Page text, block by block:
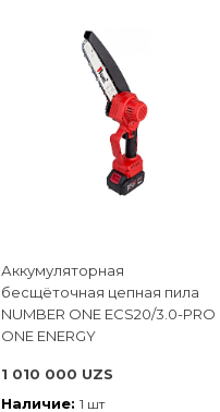
Аккумуляторная
бесщёточная цепная пила
NUMBER ONE ECS20/3.0-PRO
ONE ENERGY
1 010 000 UZS
Наличие: 1 шт